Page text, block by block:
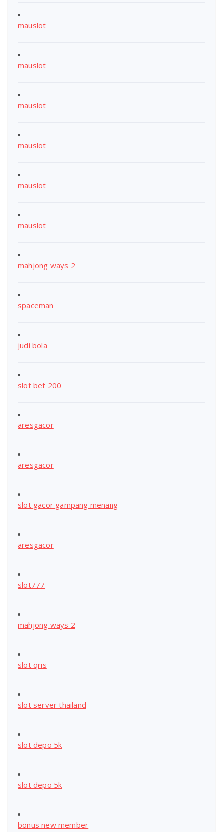
mauslot
mauslot
mauslot
mauslot
mauslot
mauslot
mahjong ways 2
spaceman
judi bola
slot bet 200
aresgacor
aresgacor
slot gacor gampang menang
aresgacor
slot777
mahjong ways 2
slot qris
slot server thailand
slot depo 5k
slot depo 5k
bonus new member